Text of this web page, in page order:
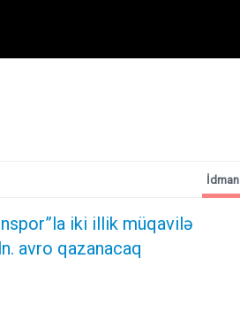
iki illik müqavilə
avro qazanacaq
İdman